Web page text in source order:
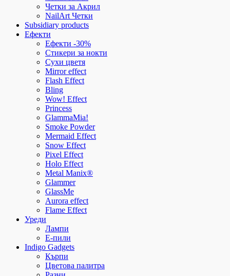
Четки за Акрил
NailArt Четки
Subsidiary products
Ефекти
Ефекти -30%
Стикери за нокти
Сухи цветя
Mirror effect
Flash Effect
Bling
Wow! Effect
Princess
GlammaMia!
Smoke Powder
Mermaid Effect
Snow Effect
Pixel Effect
Holo Effect
Metal Manix®
Glammer
GlassMe
Aurora effect
Flame Effect
Уреди
Лампи
E-пили
Indigo Gadgets
Кърпи
Цветова палитра